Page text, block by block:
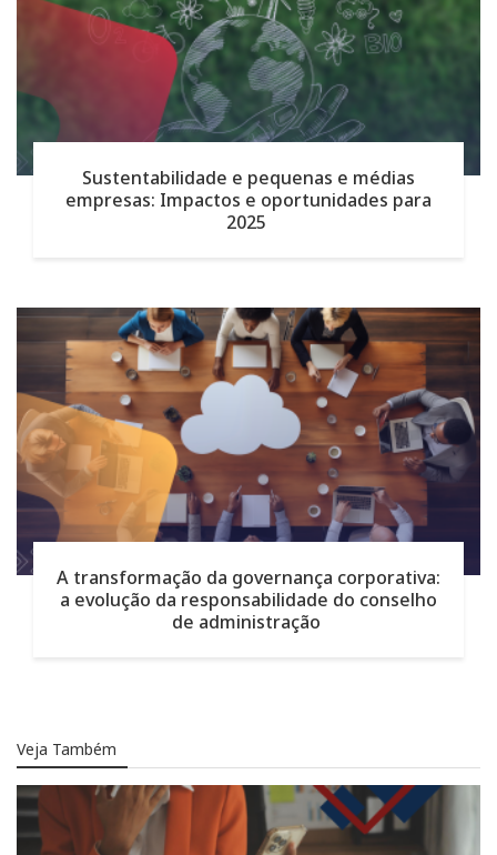
Sustentabilidade e pequenas e médias
empresas: Impactos e oportunidades para
2025
A transformação da governança corporativa:
a evolução da responsabilidade do conselho
de administração
Veja Também